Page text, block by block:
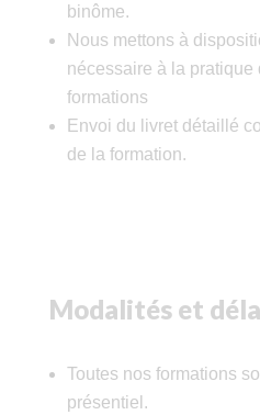
binôme.
Nous mettons à
nécessaire à la
formations
Envoi du livret détaillé
de la formation.
Modalités et
Toutes nos formations
présentiel.